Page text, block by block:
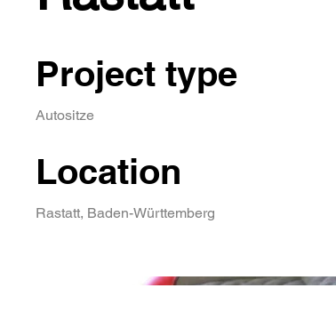
Project type
Autositze
Location
Rastatt, Baden-Württemberg